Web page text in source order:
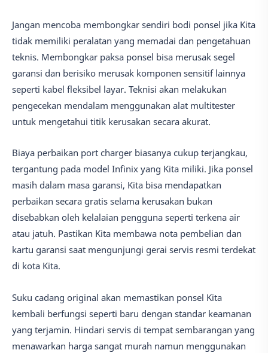
Jangan mencoba membongkar sendiri bodi ponsel jika Kita
tidak memiliki peralatan yang memadai dan pengetahuan
teknis. Membongkar paksa ponsel bisa merusak segel
garansi dan berisiko merusak komponen sensitif lainnya
seperti kabel fleksibel layar. Teknisi akan melakukan
pengecekan mendalam menggunakan alat multitester
untuk mengetahui titik kerusakan secara akurat.
Biaya perbaikan port charger biasanya cukup terjangkau,
tergantung pada model Infinix yang Kita miliki. Jika ponsel
masih dalam masa garansi, Kita bisa mendapatkan
perbaikan secara gratis selama kerusakan bukan
disebabkan oleh kelalaian pengguna seperti terkena air
atau jatuh. Pastikan Kita membawa nota pembelian dan
kartu garansi saat mengunjungi gerai servis resmi terdekat
di kota Kita.
Suku cadang original akan memastikan ponsel Kita
kembali berfungsi seperti baru dengan standar keamanan
yang terjamin. Hindari servis di tempat sembarangan yang
menawarkan harga sangat murah namun menggunakan